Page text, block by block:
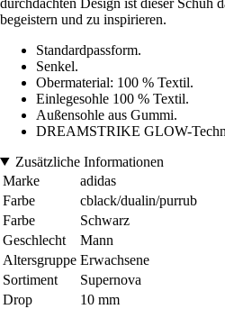
begeistern und zu inspirieren.
Standardpassform.
Senkel.
Obermaterial: 100 % Textil.
Einlegesohle 100 % Textil.
Außensohle aus Gummi.
DREAMSTRIKE GLOW-
Zusätzliche Informationen
Marke
adidas
Farbe
cblack/dualin/purrub
Farbe
Schwarz
Geschlecht
Mann
Altersgruppe Erwachsene
Sortiment
Supernova
Drop
10 mm